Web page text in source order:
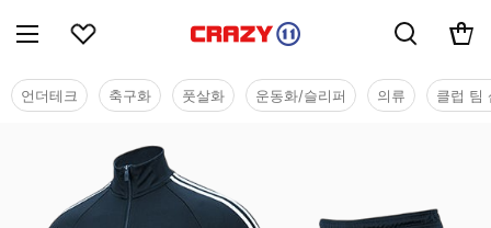
언더테크 축구화 풋살화 운동화/슬리퍼 의류 클럽 팀